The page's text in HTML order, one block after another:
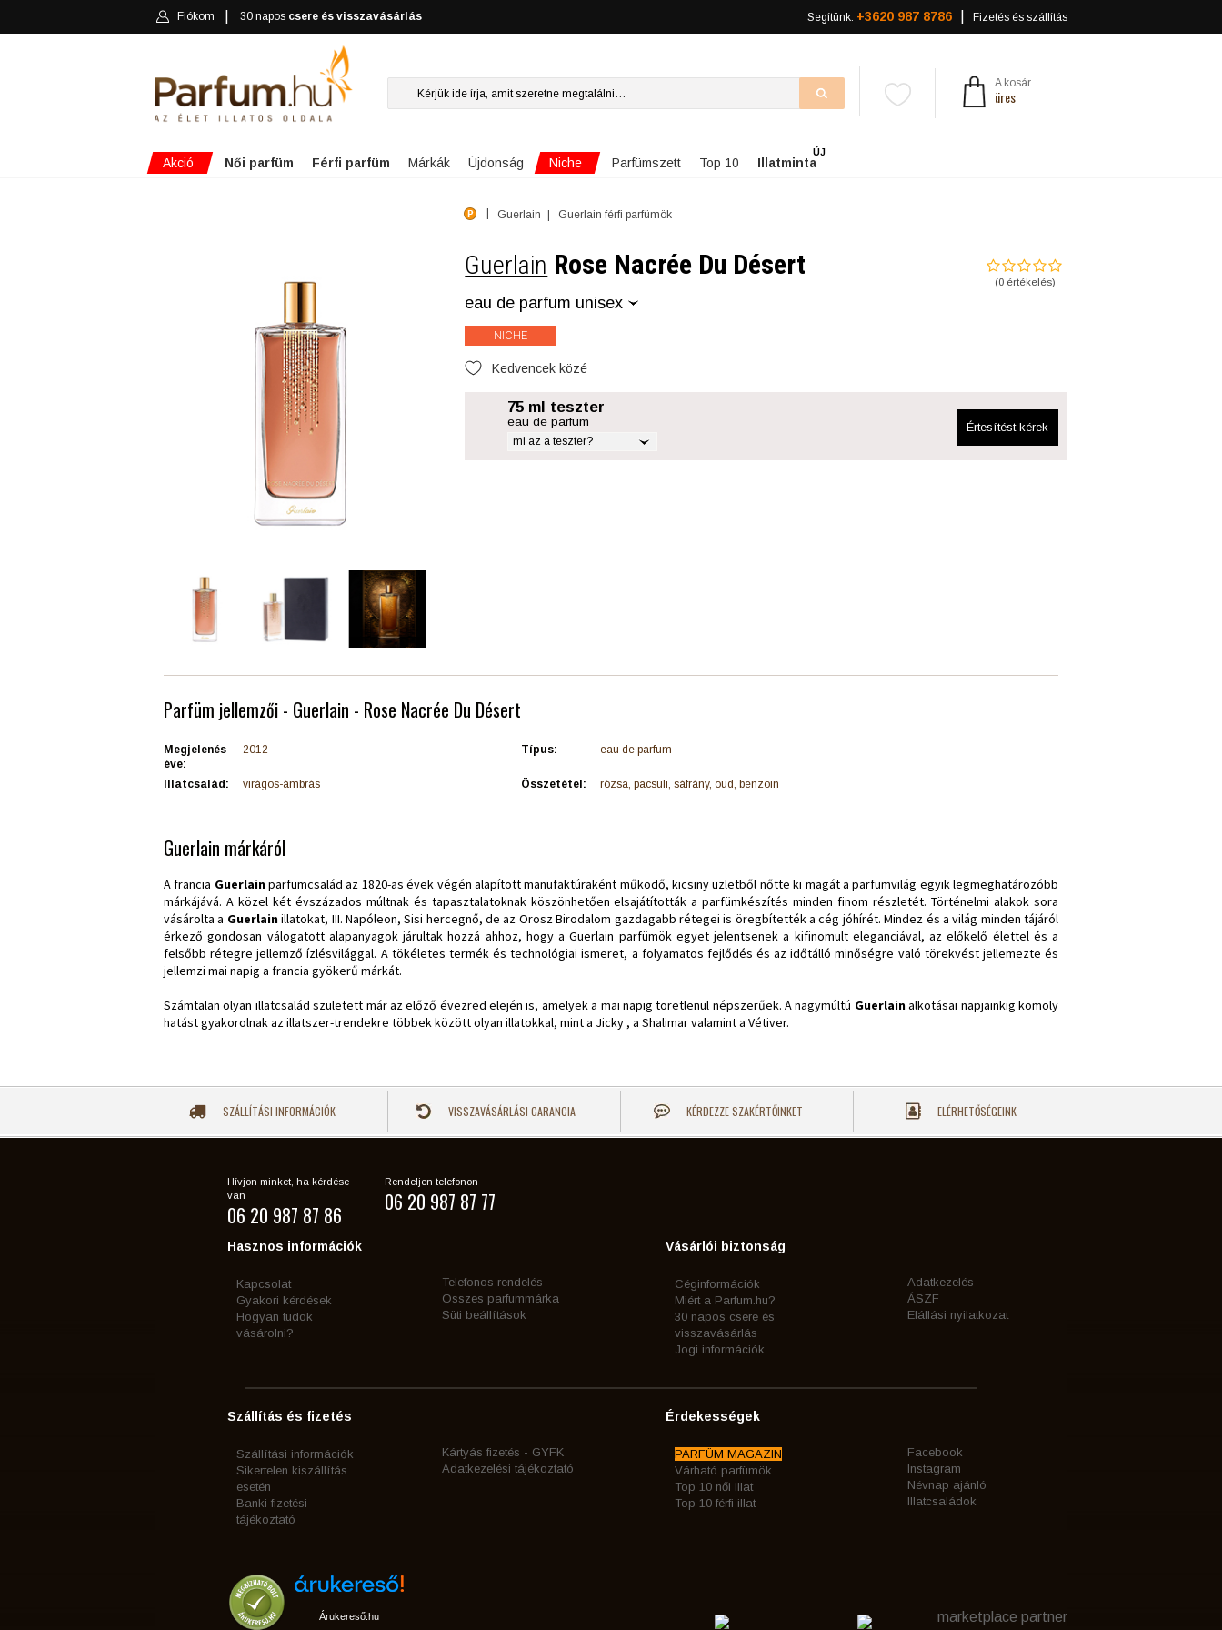
Fiókom 30 napos csere és visszavásárlás Segítünk: +3620 987 8786 Fizetés és szállítás
A kosár
üres
Akció Női parfüm Férfi parfüm Márkák Újdonság Niche Parfümszett Top 10 Illatminta
ÚJ
Guerlain Guerlain férfi parfümök
Guerlain Rose Nacrée Du Désert
eau de parfum unisex
NICHE
Kedvencek közé
(0értékelés)
75 ml teszter
eau de parfum
mi az a teszter?
Értesítést kérek
Parfüm jellemzői - Guerlain - Rose Nacrée Du Désert
Megjelenés
éve:
2012 Típus: eau de parfum
Illatcsalád: virágos-ámbrás Összetétel: rózsa, pacsuli, sáfrány, oud, benzoin
Guerlain márkáról
A francia Guerlainparfümcsalád az 1820-as évek végén alapított manufaktúraként működő, kicsiny üzletből nőtte ki magát a parfümvilág egyik legmeghatározóbb
márkájává. A közel két évszázados múltnak és tapasztalatoknak köszönhetően elsajátították a parfümkészítés minden finom részletét. Történelmi alakok sora
vásárolta a Guerlainillatokat, III. Napóleon, Sisi hercegnő, de az Orosz Birodalom gazdagabb rétegei is öregbítették a cég jóhírét. Mindez és a világ minden tájáról
érkező gondosan válogatott alapanyagok járultak hozzá ahhoz, hogy a Guerlain parfümök egyet jelentsenek a kifinomult eleganciával, az előkelő élettel és a
felsőbb rétegre jellemző ízlésvilággal. A tökéletes termék és technológiai ismeret, a folyamatos fejlődés és az időtálló minőségre való törekvést jellemezte és
jellemzi mai napig a francia gyökerű márkát.
Számtalan olyan illatcsalád született már az előző évezred elején is, amelyek a mai napig töretlenül népszerűek. A nagymúltú Guerlainalkotásai napjainkig komoly
hatást gyakorolnak az illatszer-trendekre többek között olyan illatokkal, mint a Jicky , a Shalimar valamint a Vétiver.
SZÁLLÍTÁSI INFORMÁCIÓK VISSZAVÁSÁRLÁSI GARANCIA KÉRDEZZE SZAKÉRTŐINKET ELÉRHETŐSÉGEINK
Hívjon minket, ha kérdése
van
06 20 987 87 86
Rendeljen telefonon
06 20 987 87 77
Hasznos információk
Kapcsolat
Gyakori kérdések
Hogyan tudok
vásárolni?
Telefonos rendelés
Összes parfummárka
Süti beállítások
Vásárlói biztonság
Céginformációk
Miért a Parfum.hu?
30 napos csere és
visszavásárlás
Jogi információk
Adatkezelés
ÁSZF
Elállási nyilatkozat
Szállítás és fizetés
Szállítási információk
Sikertelen kiszállítás
esetén
Banki fizetési
tájékoztató
Kártyás fizetés - GYFK
Adatkezelési tájékoztató
Érdekességek
PARFÜM MAGAZIN
Várható parfümök
Top 10 női illat
Top 10 férfi illat
Facebook
Instagram
Névnap ajánló
Illatcsaládok
Árukereső.hu marketplace partner